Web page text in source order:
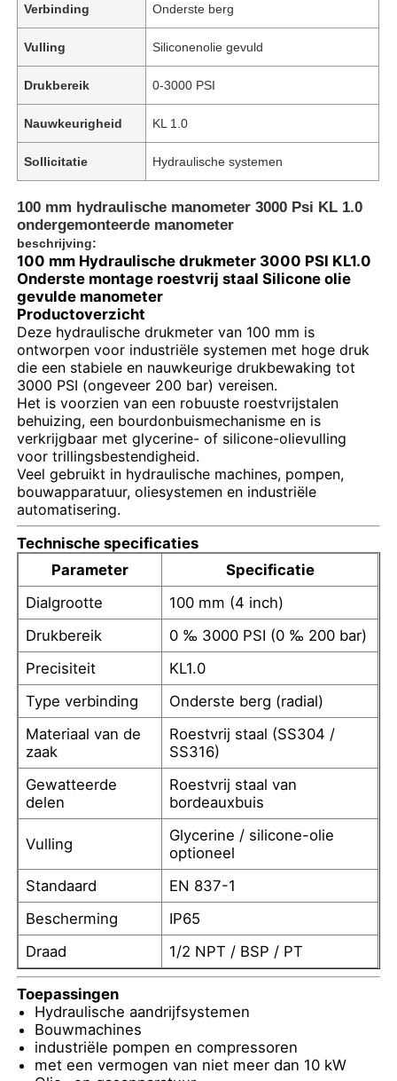
Thuis
Producten
Over ons
Fabrieksreis
Kwaliteitscontrole
Contacteer ons
Vraag een offerte aan
Drukmeter van roestvrij staal
schokbestendige drukmeter
Temperatuur- en manometer
Verbinding Onderste berg
Vulling Siliconenolie gevuld
Drukbereik 0-3000 PSI
Nauwkeurigheid KL 1.0
Sollicitatie Hydraulische systemen
100 mm hydraulische manometer 3000 Psi KL 1.0
ondergemonteerde manometer
beschrijving:
100 mm Hydraulische drukmeter 3000 PSI KL1.0
Onderste montage roestvrij staal Silicone olie
gevulde manometer
Productoverzicht
Deze hydraulische drukmeter van 100 mm is
ontworpen voor industriële systemen met hoge druk
die een stabiele en nauwkeurige drukbewaking tot
3000 PSI (ongeveer 200 bar) vereisen.
Het is voorzien van een robuuste roestvrijstalen
behuizing, een bourdonbuismechanisme en is
verkrijgbaar met glycerine- of silicone-olievulling
voor trillingsbestendigheid.
Veel gebruikt in hydraulische machines, pompen,
bouwapparatuur, oliesystemen en industriële
automatisering.
Technische specificaties
Parameter
Specificatie
Dialgrootte
100 mm (4 inch)
Drukbereik
0 ‰ 3000 PSI (0 ‰ 200 bar)
Precisiteit
KL1.0
Type verbinding
Onderste berg (radial)
Materiaal van de
zaak
Roestvrij staal (SS304 /
SS316)
Gewatteerde
delen
Roestvrij staal van
bordeauxbuis
Vulling
Glycerine / silicone-olie
optioneel
Standaard
EN 837-1
Bescherming
IP65
Draad
1/2 NPT / BSP / PT
Toepassingen
Hydraulische aandrijfsystemen
Bouwmachines
industriële pompen en compressoren
met een vermogen van niet meer dan 10 kW